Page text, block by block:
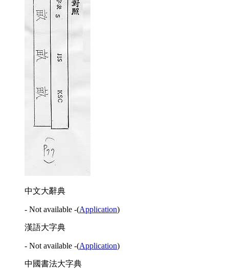
中文大辭典
- Not available -(Application)
漢語大字典
- Not available -(Application)
中國書法大字典